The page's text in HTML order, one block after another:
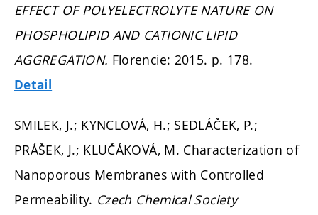
EFFECT OF POLYELECTROLYTE NATURE ON
PHOSPHOLIPID AND CATIONIC LIPID
AGGREGATION. Florencie: 2015. p. 178.
Detail
SMILEK, J.; KYNCLOVÁ, H.; SEDLÁČEK, P.;
PRÁŠEK, J.; KLUČÁKOVÁ, M. Characterization of
Nanoporous Membranes with Controlled
Permeability. Czech Chemical Society